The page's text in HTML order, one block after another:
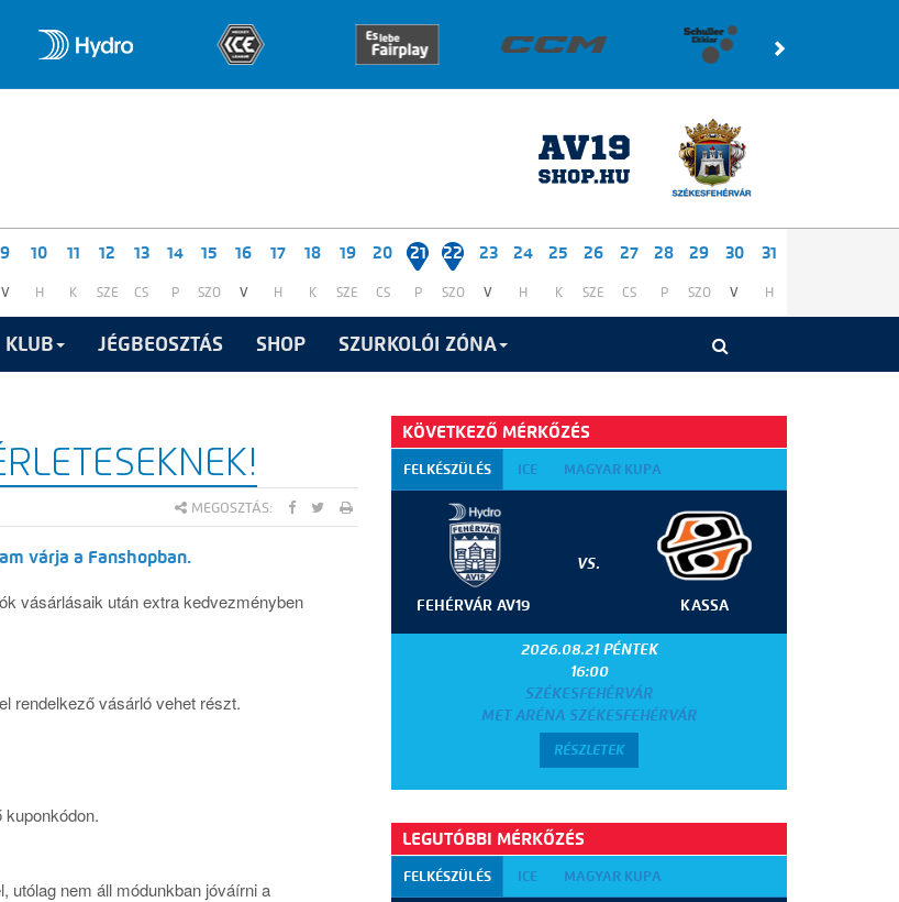
9
V
10
H
11
K
12
SZE
13
CS
14
P
15
SZO
16
V
17
H
18
K
19
SZE
20
CS
21
P
22
SZO
23
V
24
H
25
K
26
SZE
27
CS
28
P
29
SZO
30
V
31
H
KLUB JÉGBEOSZTÁS SHOP SZURKOLÓI ZÓNA
MEGOSZTÁS:
várja a Fanshopban.
vásárlásaik után extra kedvezményben
rendelkező vásárló vehet részt.
kuponkódon.
utólag nem áll módunkban jóváírni a
KÖVETKEZŐ MÉRKŐZÉS
FELKÉSZÜLÉS ICE MAGYAR KUPA
FEHÉRVÁR AV19
VS.
KASSA
2026.08.21 PÉNTEK
16:00
SZÉKESFEHÉRVÁR
MET ARÉNA SZÉKESFEHÉRVÁR
RÉSZLETEK
LEGUTÓBBI MÉRKŐZÉS
FELKÉSZÜLÉS ICE MAGYAR KUPA